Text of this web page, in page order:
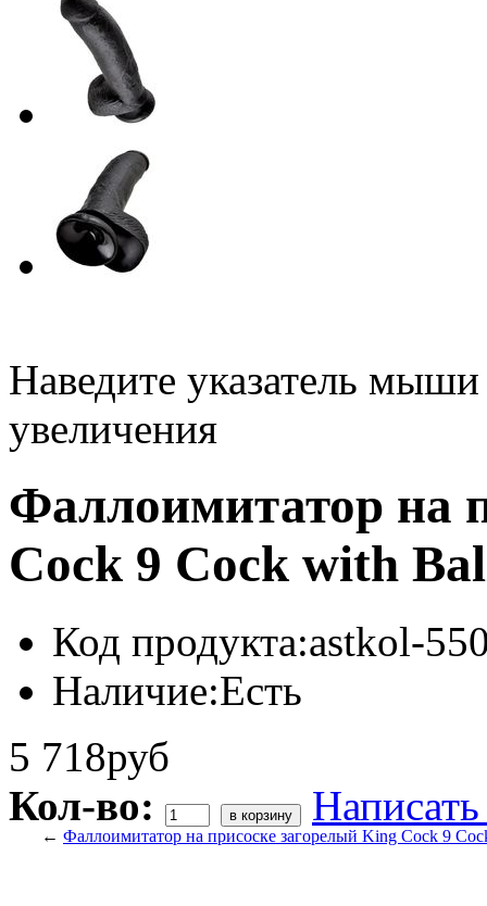
Наведите указатель
увеличения
Фаллоимитатор на
Cock 9 Cock with
Код продукта:astkol-
Наличие:Есть
5 718руб
Кол-во:
← Фаллоимитатор на присоске загорелый King Cock 9